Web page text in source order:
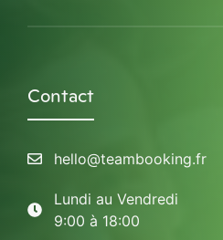
Contact
hello@teambooking.fr
Lundi au Vendredi
9:00 à 18:00